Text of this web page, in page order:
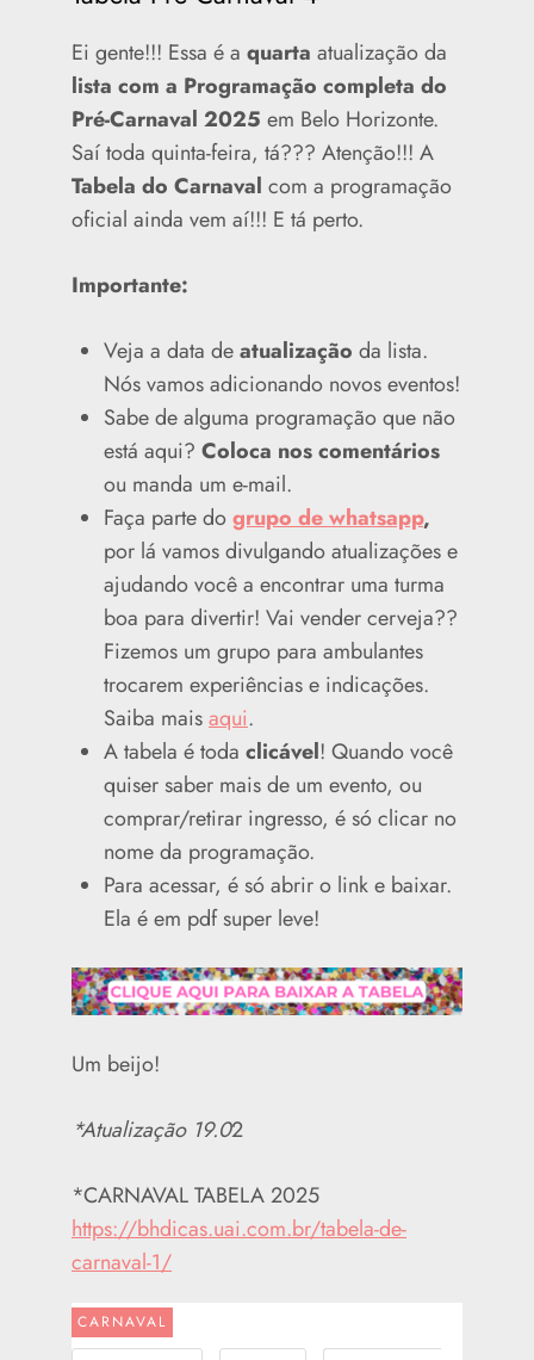
Ei gente!!! Essa é a quarta atualização da
lista com a Programação completa do
Pré-Carnaval 2025 em Belo Horizonte.
Saí toda quinta-feira, tá??? Atenção!!! A
Tabela do Carnaval com a programação
oficial ainda vem aí!!! E tá perto.
Importante:
Veja a data deatualização da lista.
Nós vamos adicionando novos eventos!
Sabe de alguma programação que não
está aqui? Coloca nos comentários
ou manda um e-mail.
Faça parte dogrupo de whatsapp,
por lá vamos divulgando atualizações e
ajudando você a encontrar uma turma
boa para divertir! Vai vender cerveja??
Fizemos um grupo para ambulantes
trocarem experiências e indicações.
Saiba maisaqui.
A tabela é toda clicável! Quando você
quiser saber mais de um evento, ou
comprar/retirar ingresso, é só clicar no
nome da programação.
Para acessar, é só abrir o link e baixar.
Ela é em pdf super leve!
Um beijo!
*Atualização 19.02
*CARNAVAL TABELA 2025
https://bhdicas.uai.com.br/tabela-de-
carnaval-1/
CARNAVAL